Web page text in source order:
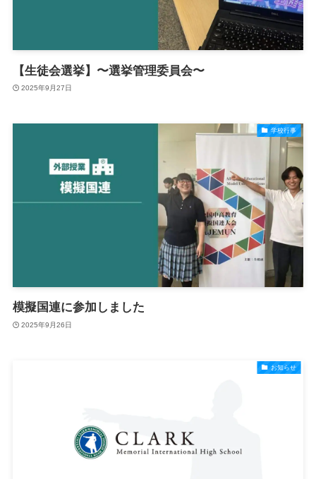
【生徒会選挙】〜選挙管理委員会〜
2025年9月27日
学校行事
模擬国連に参加しました
2025年9月26日
お知らせ